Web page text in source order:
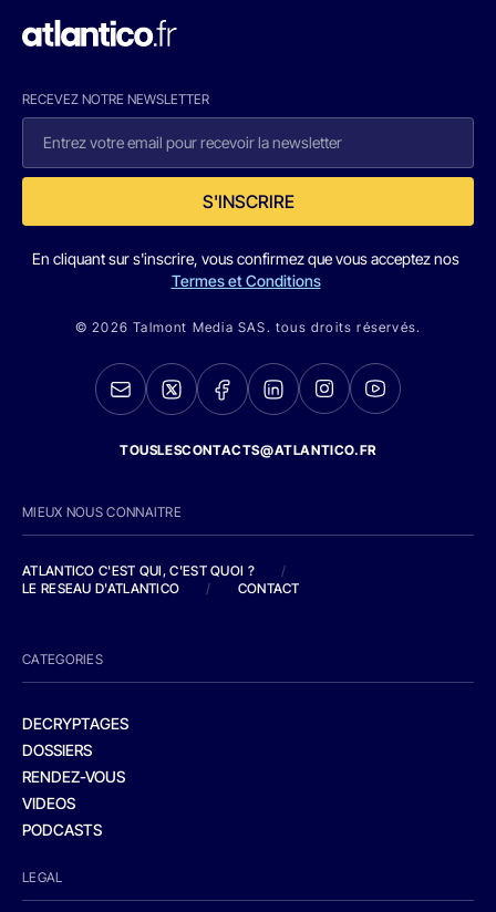
RECEVEZ NOTRE NEWSLETTER
S'INSCRIRE
En cliquant sur s'inscrire, vous confirmez que vous acceptez nos
Termes et Conditions
© 2026 Talmont Media SAS. tous droits réservés.
TOUSLESCONTACTS@ATLANTICO.FR
MIEUX NOUS CONNAITRE
ATLANTICO C'EST QUI, C'EST QUOI ?
/
LE RESEAU D'ATLANTICO
/ CONTACT
CATEGORIES
DECRYPTAGES
DOSSIERS
RENDEZ-VOUS
VIDEOS
PODCASTS
LEGAL